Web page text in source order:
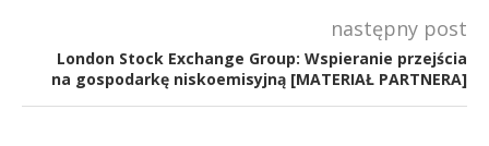
następny post
London Stock Exchange Group: Wspieranie przejścia
na gospodarkę niskoemisyjną [MATERIAŁ PARTNERA]